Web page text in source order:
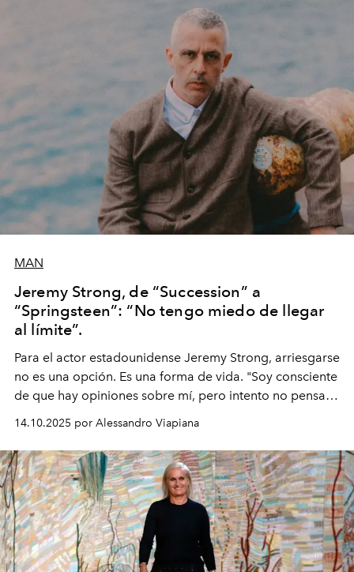
MAN
Jeremy Strong, de “Succession” a
“Springsteen”: “No tengo miedo de llegar
al límite”.
Para el actor estadounidense Jeremy Strong, arriesgarse
no es una opción. Es una forma de vida. "Soy consciente
de que hay opiniones sobre mí, pero intento no pensar
demasiado en cómo me perciben. Creo que es una
pérdida de tiempo", afirma.
14.10.2025 por Alessandro Viapiana